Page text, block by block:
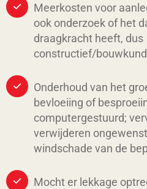
Meerkosten voor
ook onderzoek of het
draagkracht heeft, dus
constructief/
Onderhoud van het
bevloeiing of
computergestuurd;
verwijderen
windschade van de
Mocht er lekkage